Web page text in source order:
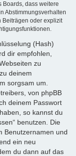
dass weitere
Abstimmungsverhalten
Beiträgen oder explizit
(Hash)
dir empfohlen,
zu
deinem
sorgsam um.
von phpBB
deinem Passwort
so kannst du
benutzen. Die
Benutzernamen und
ein neu
du dann auf das